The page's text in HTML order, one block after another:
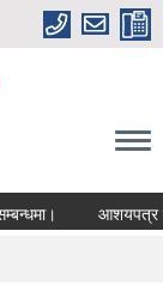
आशयपत्र